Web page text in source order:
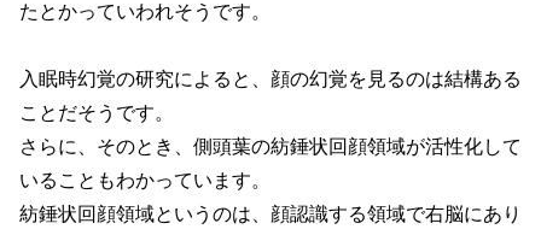
たとかっていわれそうです。
入眠時幻覚の研究によると、顔の幻覚を見るのは結構ある
ことだそうです。
さらに、そのとき、側頭葉の紡錘状回顔領域が活性化して
いることもわかっています。
紡錘状回顔領域というのは、顔認識する領域で右脳にあり